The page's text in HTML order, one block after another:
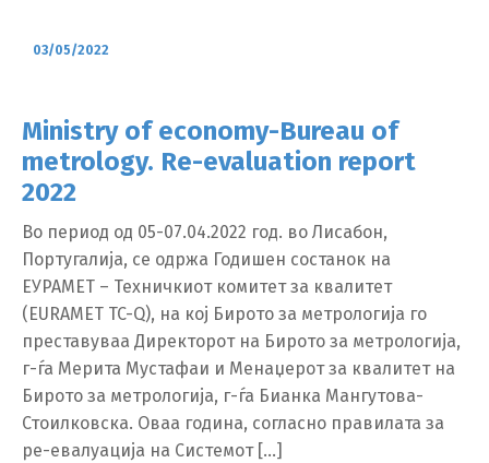
03/05/2022
Ministry of economy-Bureau of
metrology. Re-evaluation report
2022
Во период од 05-07.04.2022 год. во Лисабон,
Португалија, се одржа Годишен состанок на
ЕУРАМЕТ – Техничкиот комитет за квалитет
(EURAMET TC-Q), на кој Бирото за метрологија го
преставуваа Директорот на Бирото за метрологија,
г-ѓа Мерита Мустафаи и Менаџерот за квалитет на
Бирото за метрологија, г-ѓа Бианка Мангутова-
Стоилковска. Оваа година, согласно правилата за
ре-евалуација на Системот […]
Switch The Language
македонски Albanian